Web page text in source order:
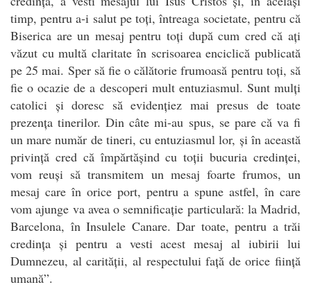
timp, pentru a-i salut pe toți, întreaga societate, pentru că
Biserica are un mesaj pentru toți după cum cred că ați
văzut cu multă claritate în scrisoarea enciclică publicată
pe 25 mai. Sper să fie o călătorie frumoasă pentru toți, să
fie o ocazie de a descoperi mult entuziasmul. Sunt mulți
catolici și doresc să evidențiez mai presus de toate
prezența tinerilor. Din câte mi-au spus, se pare că va fi
un mare număr de tineri, cu entuziasmul lor, și în această
privință cred că împărtășind cu toții bucuria credinței,
vom reuși să transmitem un mesaj foarte frumos, un
mesaj care în orice port, pentru a spune astfel, în care
vom ajunge va avea o semnificație particulară: la Madrid,
Barcelona, în Insulele Canare. Dar toate, pentru a trăi
credința și pentru a vesti acest mesaj al iubirii lui
Dumnezeu, al carității, al respectului față de orice ființă
umană”.